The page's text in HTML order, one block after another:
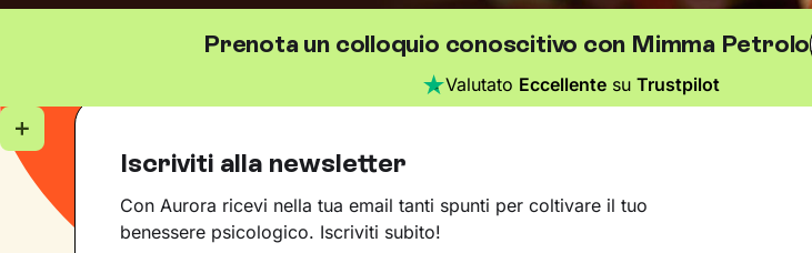
Prenota un colloquio conoscitivo con Mimma Petrolo
Valutato Eccellente suTrustpilot
Iscriviti alla newsletter
Con Aurora ricevi nella tua email tanti spunti per coltivare il tuo
benessere psicologico. Iscriviti subito!